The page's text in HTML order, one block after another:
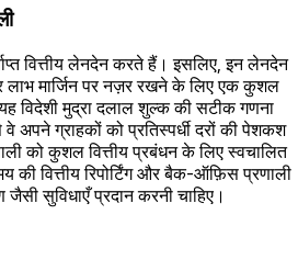
वित्तीय लेनदेन करते हैं। इसलिए, इन लेनदेन
मार्जिन पर नज़र रखने के लिए एक कुशल
विदेशी मुद्रा दलाल शुल्क की सटीक गणना
अपने ग्राहकों को प्रतिस्पर्धी दरों की पेशकश
को कुशल वित्तीय प्रबंधन के लिए स्वचालित
की वित्तीय रिपोर्टिंग और बैक-ऑफ़िस प्रणाली
सुविधाएँ प्रदान करनी चाहिए।